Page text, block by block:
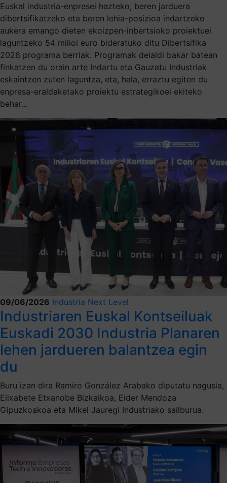
Euskal industria-enpresei hazteko, beren jarduera
dibertsifikatzeko eta beren lehia-posizioa indartzeko
aukera emango dieten ekoizpen-inbertsioko proiektuei
laguntzeko 54 milioi euro bideratuko ditu Dibertsifika
2026 programa berriak. Programak deialdi bakar batean
finkatzen du orain arte Indartu eta Gauzatu Industriak
eskaintzen zuten laguntza, eta, hala, erraztu egiten du
enpresa-eraldaketako proiektu estrategikoei ekiteko
behar...
09/06/2026 Industria Next Level
Industriaren Euskal Kontseiluak
Euskadi 2030 Industria Planaren
lehen jardueren balantzea egin
du
Buru izan dira Ramiro González Arabako diputatu nagusia,
Elixabete Etxanobe Bizkaikoa, Eider Mendoza
Gipuzkoakoa eta Mikel Jauregi Industriako sailburua.